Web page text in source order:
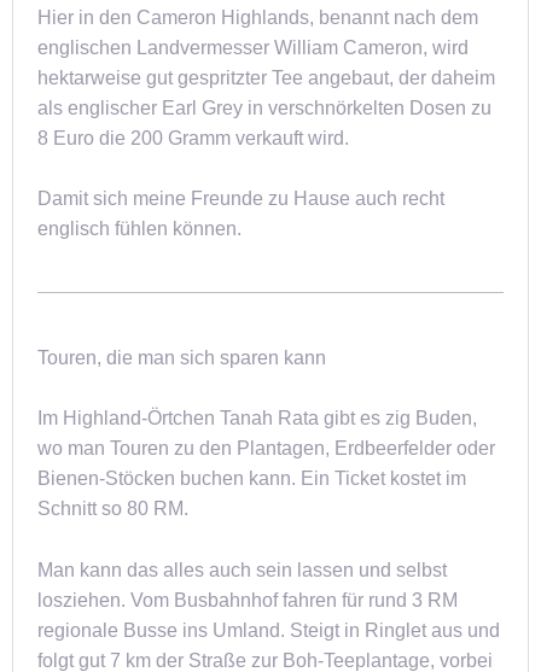
Hier in den Cameron Highlands, benannt nach dem
englischen Landvermesser William Cameron, wird
hektarweise gut gespritzter Tee angebaut, der daheim
als englischer Earl Grey in verschnörkelten Dosen zu
8 Euro die 200 Gramm verkauft wird.
Damit sich meine Freunde zu Hause auch recht
englisch fühlen können.
Touren, die man sich sparen kann
Im Highland-Örtchen Tanah Rata gibt es zig Buden,
wo man Touren zu den Plantagen, Erdbeerfelder oder
Bienen-Stöcken buchen kann. Ein Ticket kostet im
Schnitt so 80 RM.
Man kann das alles auch sein lassen und selbst
losziehen. Vom Busbahnhof fahren für rund 3 RM
regionale Busse ins Umland. Steigt in Ringlet aus und
folgt gut 7 km der Straße zur Boh-Teeplantage, vorbei